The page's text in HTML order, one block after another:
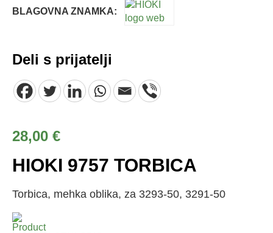
BLAGOVNA ZNAMKA:
Deli s prijatelji
28,00 €
HIOKI 9757 TORBICA
Torbica, mehka oblika, za 3293-50, 3291-50